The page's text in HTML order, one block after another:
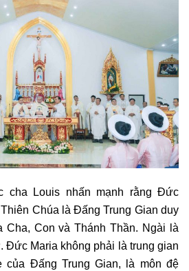
cha Louis nhấn mạnh rằng Đức
Chúa là Đấng Trung Gian duy
Cha, Con và Thánh Thần. Ngài là
Đức Maria không phải là trung gian
của Đấng Trung Gian, là môn đệ